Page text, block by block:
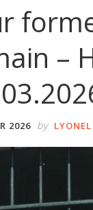
–
2026 by